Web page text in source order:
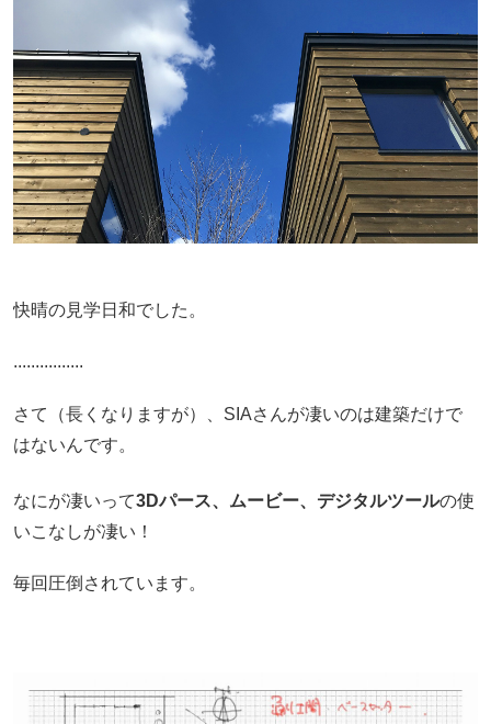
快晴の見学日和でした。
................
さて（長くなりますが）、SIAさんが凄いのは建築だけで
はないんです。
なにが凄いって3Dパース、 ムービー、 デジタルツールの使
いこなしが凄い！
毎回圧倒されています。